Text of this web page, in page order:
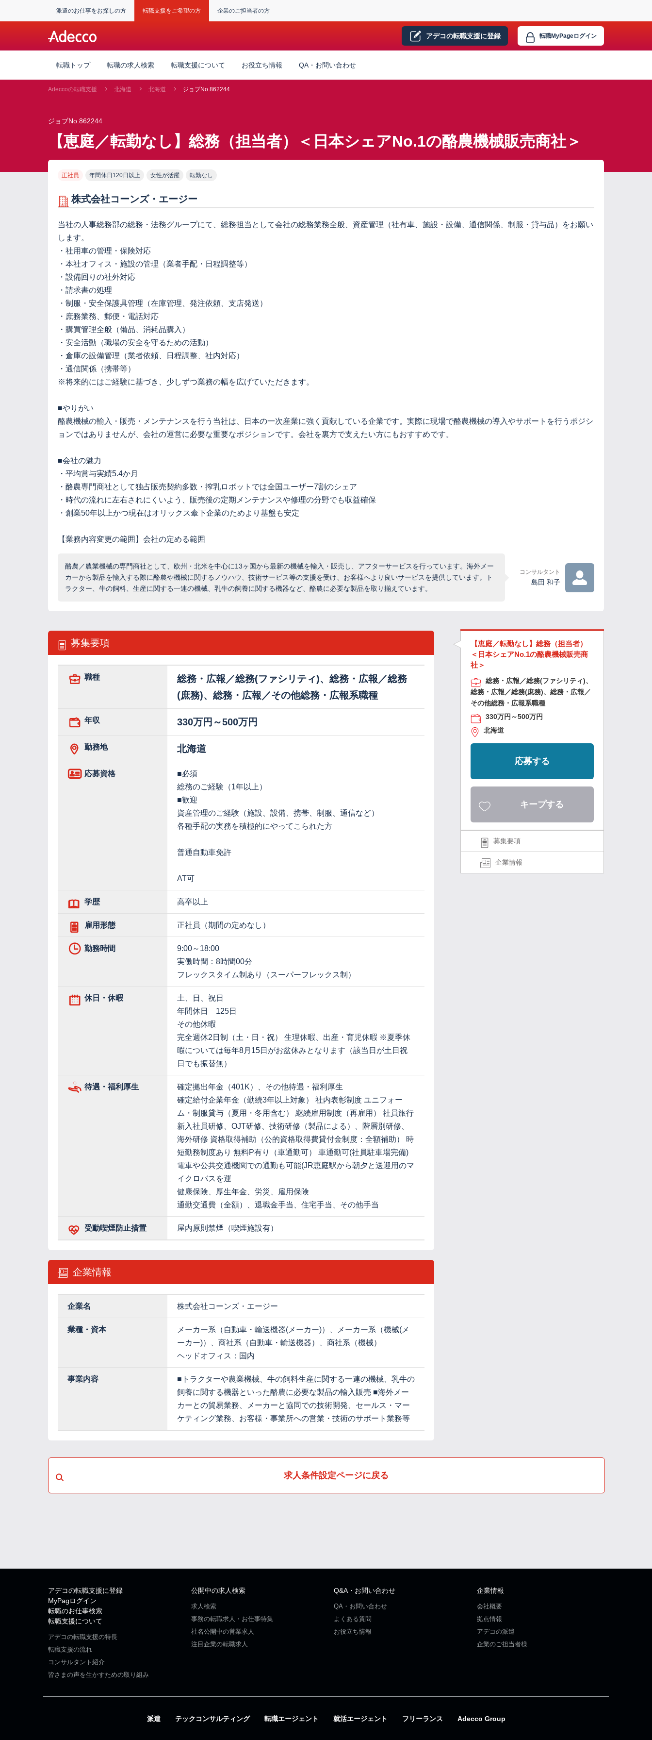
派遣のお仕事をお探しの方 転職支援をご希望の方 企業のご担当者の方
アデコの転職支援に登録 転職MyPageログイン
転職トップ 転職の求人検索 転職支援について お役立ち情報 QA・お問い合わせ
Adeccoの転職支援 北海道 北海道 ジョブNo.862244
ジョブNo.862244
【恵庭／転勤なし】総務（担当者）＜日本シェアNo.1の酪農機械販売商社＞
正社員 年間休日120日以上 女性が活躍 転勤なし
株式会社コーンズ・エージー
当社の人事総務部の総務・法務グループにて、総務担当として会社の総務業務全般、資産管理（社有車、施設・設備、通信関係、制服・貸与品）をお願い
します。
・社用車の管理・保険対応
・本社オフィス・施設の管理（業者手配・日程調整等）
・設備回りの社外対応
・請求書の処理
・制服・安全保護具管理（在庫管理、発注依頼、支店発送）
・庶務業務、郵便・電話対応
・購買管理全般（備品、消耗品購入）
・安全活動（職場の安全を守るための活動）
・倉庫の設備管理（業者依頼、日程調整、社内対応）
・通信関係（携帯等）
※将来的にはご経験に基づき、少しずつ業務の幅を広げていただきます。
■やりがい
酪農機械の輸入・販売・メンテナンスを行う当社は、日本の一次産業に強く貢献している企業です。実際に現場で酪農機械の導入やサポートを行うポジシ
ョンではありませんが、会社の運営に必要な重要なポジションです。会社を裏方で支えたい方にもおすすめです。
■会社の魅力
・平均賞与実績5.4か月
・酪農専門商社として独占販売契約多数・搾乳ロボットでは全国ユーザー7割のシェア
・時代の流れに左右されにくいよう、販売後の定期メンテナンスや修理の分野でも収益確保
・創業50年以上かつ現在はオリックス傘下企業のためより基盤も安定
【業務内容変更の範囲】会社の定める範囲
酪農／農業機械の専門商社として、欧州・北米を中心に13ヶ国から最新の機械を輸入・販売し、アフターサービスを行っています。海外メー
カーから製品を輸入する際に酪農や機械に関するノウハウ、技術サービス等の支援を受け、お客様へより良いサービスを提供しています。ト
ラクター、牛の飼料、生産に関する一連の機械、乳牛の飼養に関する機器など、酪農に必要な製品を取り揃えています。
コンサルタント
島田 和子
募集要項
職種
総務・広報／総務(ファシリティ)、総務・広報／総務
(庶務)、総務・広報／その他総務・広報系職種
年収 330万円～500万円
勤務地 北海道
応募資格
■必須
総務のご経験（1年以上）
■歓迎
資産管理のご経験（施設、設備、携帯、制服、通信など）
各種手配の実務を積極的にやってこられた方
普通自動車免許
AT可
学歴 高卒以上
雇用形態 正社員（期間の定めなし）
勤務時間
9:00～18:00
実働時間：8時間00分
フレックスタイム制あり（スーパーフレックス制）
休日・休暇
土、日、祝日
年間休日 125日
その他休暇
完全週休2日制（土・日・祝） 生理休暇、出産・育児休暇 ※夏季休
暇については毎年8月15日がお盆休みとなります（該当日が土日祝
日でも振替無）
待遇・福利厚生
確定拠出年金（401K）、その他待遇・福利厚生
確定給付企業年金（勤続3年以上対象） 社内表彰制度 ユニフォー
ム・制服貸与（夏用・冬用含む） 継続雇用制度（再雇用） 社員旅行
新入社員研修、OJT研修、技術研修（製品による）、階層別研修、
海外研修 資格取得補助（公的資格取得費貸付金制度：全額補助） 時
短勤務制度あり 無料P有り（車通勤可） 車通勤可(社員駐車場完備)
電車や公共交通機関での通勤も可能(JR恵庭駅から朝夕と送迎用のマ
イクロバスを運
健康保険、厚生年金、労災、雇用保険
通勤交通費（全額）、退職金手当、住宅手当、その他手当
受動喫煙防止措置 屋内原則禁煙（喫煙施設有）
企業情報
企業名 株式会社コーンズ・エージー
業種・資本
メーカー系（自動車・輸送機器(メーカー)）、メーカー系（機械(メ
ーカー)）、商社系（自動車・輸送機器）、商社系（機械）
ヘッドオフィス：国内
事業内容
■トラクターや農業機械、牛の飼料生産に関する一連の機械、乳牛の
飼養に関する機器といった酪農に必要な製品の輸入販売 ■海外メー
カーとの貿易業務、メーカーと協同での技術開発、セールス・マー
ケティング業務、お客様・事業所への営業・技術のサポート業務等
【恵庭／転勤なし】総務（担当者）
＜日本シェアNo.1の酪農機械販売商
社＞
総務・広報／総務(ファシリティ)、
総務・広報／総務(庶務)、総務・広報／
その他総務・広報系職種
330万円～500万円
北海道
応募する
キープする
募集要項
企業情報
求人条件設定ページに戻る
アデコの転職支援に登録
MyPagログイン
転職のお仕事検索
転職支援について
アデコの転職支援の特長
転職支援の流れ
コンサルタント紹介
皆さまの声を生かすための取り組み
公開中の求人検索
求人検索
事務の転職求人・お仕事特集
社名公開中の営業求人
注目企業の転職求人
Q&A・お問い合わせ
QA・お問い合わせ
よくある質問
お役立ち情報
企業情報
会社概要
拠点情報
アデコの派遣
企業のご担当者様
派遣 テックコンサルティング 転職エージェント 就活エージェント フリーランス Adecco Group